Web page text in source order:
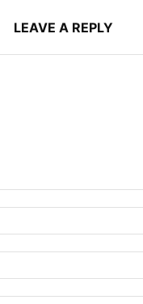
LEAVE A REPLY